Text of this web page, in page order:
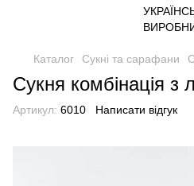
Каталог Сукні та сарафани
Сукня комбінація з
Артикул: 6010 Написати відгук